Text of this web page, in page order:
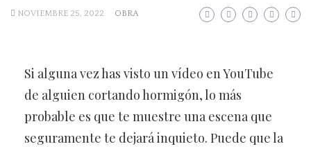
NOVIEMBRE 25, 2022 OBRA
Si alguna vez has visto un vídeo en YouTube
de alguien cortando hormigón, lo más
probable es que te muestre una escena que
seguramente te dejará inquieto. Puede que la